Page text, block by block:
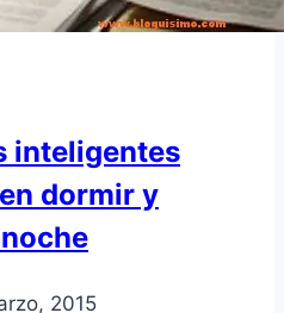
inteligentes
dormir y
2015